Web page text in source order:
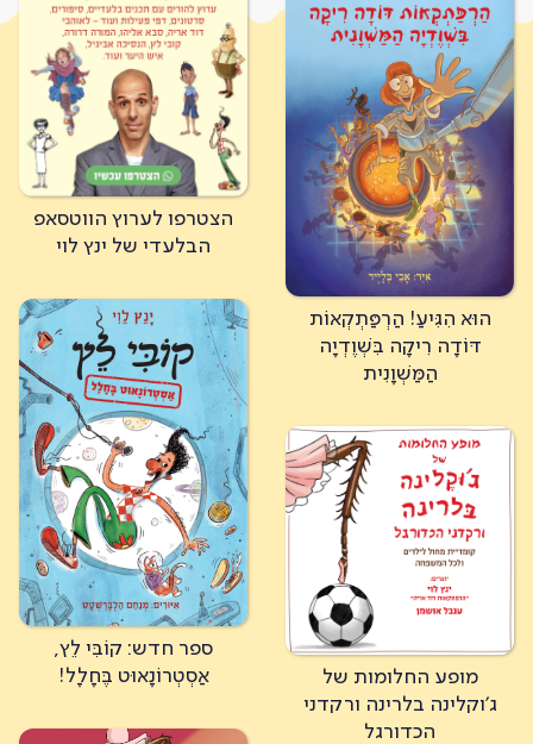
מופע הרפתקאות ינץ לוי
בואו להכיר
רוצים לפגוש את ינץ לוי?
מה קורה?
הוּא הִגִּיעַ! הַרְפַּתְקְאוֹת
דּוֹדָה רִיקָה בִּשְׁוֶדְיָה
הַמַּשְׁוָנִית
הצטרפו לערוץ הווטסאפ
הבלעדי של ינץ לוי
ספר חדש: קוֹבִּי לֵץ,
אַסְטְרוֹנָאוּט בֶּחָלָל!
מופע החלומות של
ג'וקלינה בלרינה ורקדני
הכדורגל